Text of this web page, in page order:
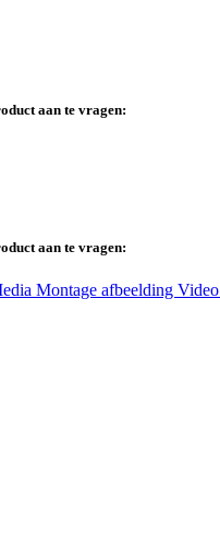
aan te vragen:
aan te vragen:
Montage afbeelding Video